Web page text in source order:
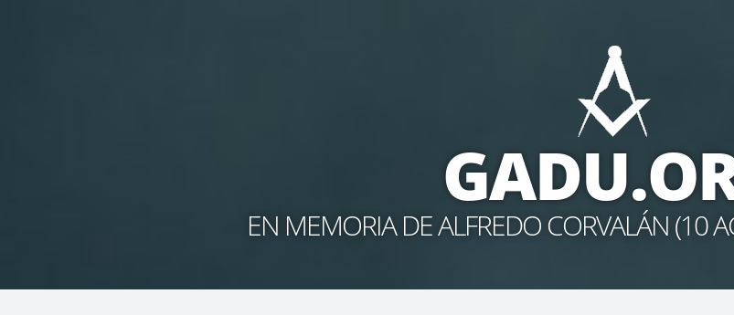
EN MEMORIA DE ALFREDO CORVALÁN (10